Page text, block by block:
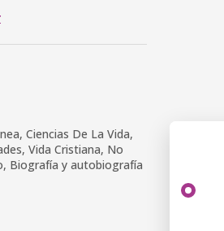
Ciencias De La Vida,
Vida Cristiana, No
Biografía y autobiografía